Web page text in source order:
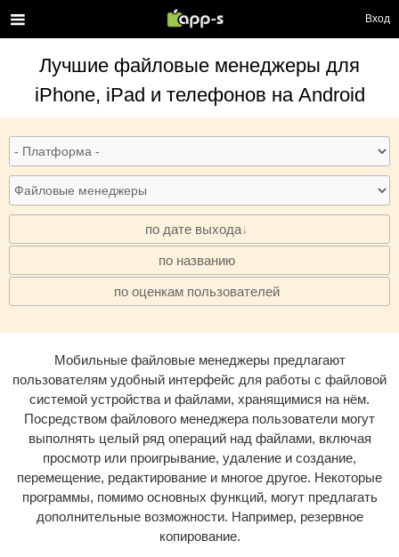
Вход
Лучшие файловые менеджеры для
iPhone, iPad и телефонов на Android
по дате выхода
· по названию
· по оценкам пользователей
Мобильные файловые менеджеры предлагают
пользователям удобный интерфейс для работы с файловой
системой устройства и файлами, хранящимися на нём.
Посредством файлового менеджера пользователи могут
выполнять целый ряд операций над файлами, включая
просмотр или проигрывание, удаление и создание,
перемещение, редактирование и многое другое. Некоторые
программы, помимо основных функций, могут предлагать
дополнительные возможности. Например, резервное
копирование.